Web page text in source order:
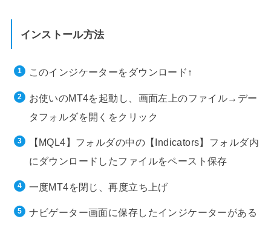
インストール方法
このインジケーターをダウンロード↑
お使いのMT4を起動し、画面左上のファイル→デー
タフォルダを開くをクリック
【MQL4】フォルダの中の【Indicators】フォルダ内
にダウンロードしたファイルをペースト保存
一度MT4を閉じ、再度立ち上げ
ナビゲーター画面に保存したインジケーターがある